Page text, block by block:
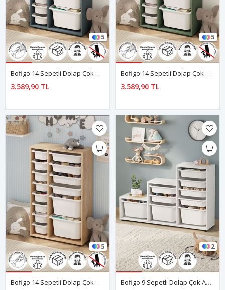
5
Bofigo 14 Sepetli Dolap Çok Amaçlı Dolap Oyuncak Dolabı Rüya Mavi
3.589,90 TL
5
Bofigo 14 Sepetli Dolap Çok Amaçlı Dolap Oyuncak Dolabı Rüya Yeşil
3.589,90 TL
5
Bofigo 14 Sepetli Dolap Çok Amaçlı Dolap Oyuncak Dolabı Rüya Safir Meşe
2
Bofigo 9 Sepetli Dolap Çok Amaçlı Dolap Oyuncak Dolabı Alara Beyaz